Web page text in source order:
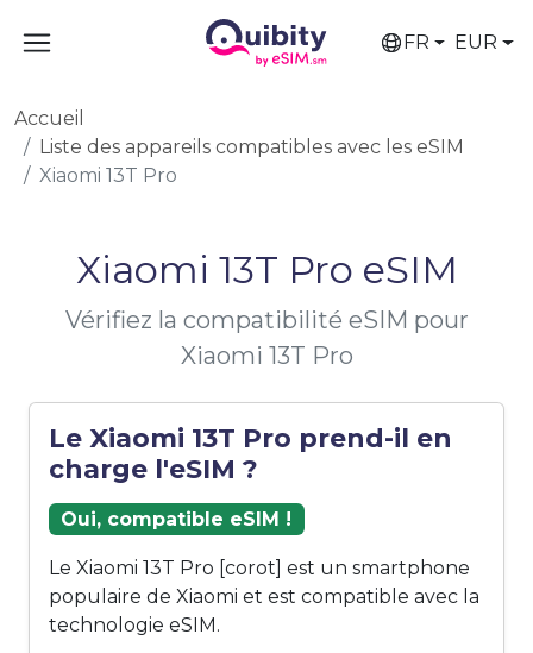
FR EUR
Accueil
Liste des appareils compatibles avec les eSIM
Xiaomi 13T Pro
Xiaomi 13T Pro eSIM
Vérifiez la compatibilité eSIM pour
Xiaomi 13T Pro
Le Xiaomi 13T Pro prend-il en
charge l'eSIM ?
Oui, compatible eSIM !
Le Xiaomi 13T Pro [corot] est un smartphone
populaire de Xiaomi et est compatible avec la
technologie eSIM.